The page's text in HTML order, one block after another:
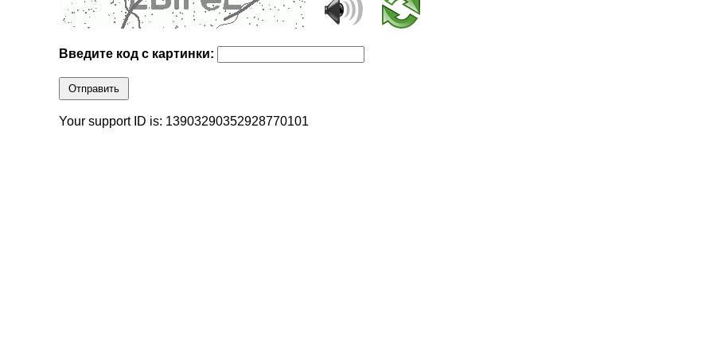
Введите код с картинки:
Отправить
Your support ID is: 13903290352928770101